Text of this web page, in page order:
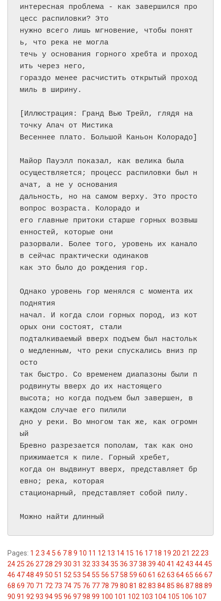
интересная проблема - как завершился про
цесс распиловки? Это
нужно всего лишь мгновение, чтобы понят
ь, что река не могла
течь у основания горного хребта и проход
ить через него,
гораздо менее расчистить открытый проход
миль в ширину.
[Иллюстрация: Гранд Вью Трейл, глядя на
точку Апач от Мистика
Весеннее плато. Большой Каньон Колорадо]
Майор Пауэлл показал, как велика была
осуществляется; процесс распиловки был н
ачат, а не у основания
дальность, но на самом верху. Это просто
вопрос возраста. Колорадо и
его главные притоки старше горных возвыш
енностей, которые они
разорвали. Более того, уровень их канало
в сейчас практически одинаков
как это было до рождения гор.
Однако уровень гор менялся с момента их
поднятия
начал. И когда слои горных пород, из кот
орых они состоят, стали
подталкиваемый вверх подъем был настольк
о медленным, что реки спускались вниз пр
осто
так быстро. Со временем диапазоны были п
родвинуты вверх до их настоящего
высота; но когда подъем был завершен, в
каждом случае его пилили
дно у реки. Во многом так же, как огромн
ый
Бревно разрезается пополам, так как оно
прижимается к пиле. Горный хребет,
когда он выдвинут вверх, представляет бр
евно; река, которая
стационарный, представляет собой пилу.
Можно найти длинный
Pages: 1 2 3 4 5 6 78 9 10 11 12 13 14 15 16 17 18 19 20 21 22 23
2425 26 2728 29 30 31 32 33 3435 36 3738 39 40 41 42 43 4445
46 4748 49 50 51 52 53 54 55 56 57 58 59 60 61 62 63 6465 66 67
68 69 70 71 72 73 74 75 76 77 78 79 80 81 82 83 8485 86 8788 89
90 91 92 93 9495 96 9798 99 100 101 102 103 104 105 106 107